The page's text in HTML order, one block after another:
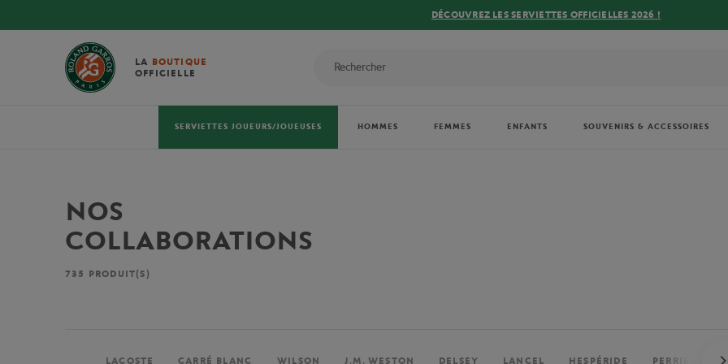
DÉCOUVREZ LES SERVIETTES OFFICIELLES 2026 !
LA BOUTIQUE
OFFICIELLE
SERVIETTES JOUEURS/JOUEUSES HOMMES FEMMES ENFANTS SOUVENIRS & ACCESSOIRES
NOS
COLLABORATIONS
735 PRODUIT(S)
LACOSTE CARRÉ BLANC WILSON J.M. WESTON DELSEY LANCEL HESPÉRIDE PERRIER